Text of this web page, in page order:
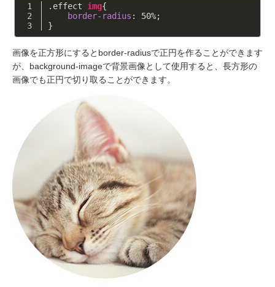
.effect img{
border-radius : 50%;
}
画像を正方形にするとborder-radiusで正円を作ることができます
が、background-imageで背景画像として使用すると、長方形の
画像でも正円で切り取ることができます。